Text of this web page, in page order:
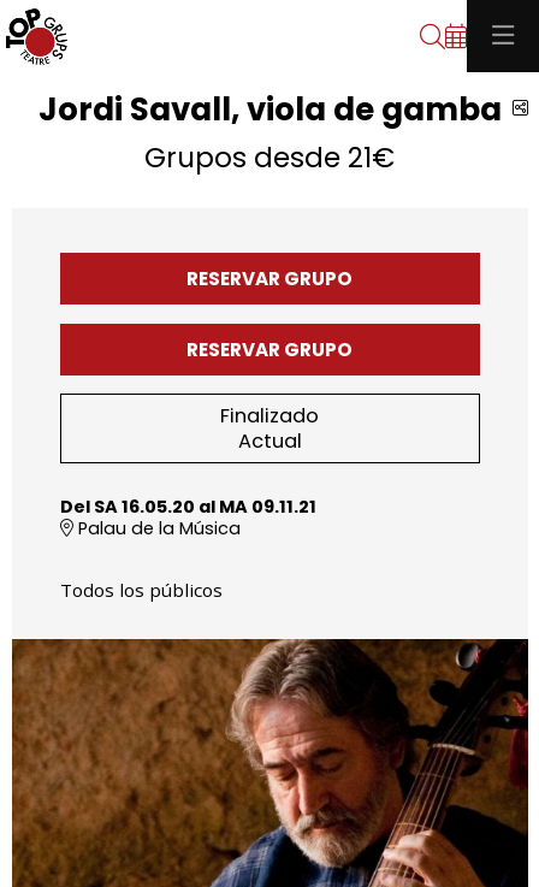
Buscar
Jordi Savall, viola de gamba
Grupos desde 21€
RESERVAR GRUPO
RESERVAR GRUPO
Finalizado
Actual
Del SA 16.05.20 al MA 09.11.21
Palau de la Música
Todos los públicos